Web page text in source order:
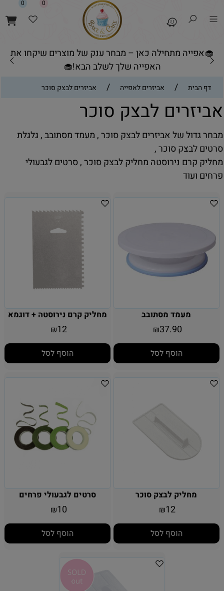
🧁אפייה מתחילה כאן – מבחר ענק של מוצרים שיקחו את
האפייה שלך לשלב הבא!🧁
0 0
דף הבית / אביזרים לאפייה / אביזרים לבצק סוכר
אביזרים לבצק סוכר
מבחר גדול של אביזרים לבצק סוכר , מעמד מסתובב , גלגלת
סרטים לבצק סוכר ,
מחליק קרם נירוסטה מחליק לבצק סוכר , סרטים לגבעולי
פרחים ועוד
מעמד מסתובב
₪37.90
הוסף לסל
מחליק קרם נירוסטה + דוגמא
₪12
הוסף לסל
מחליק לבצק סוכר
₪12
הוסף לסל
סרטים לגבעולי פרחים
₪10
הוסף לסל